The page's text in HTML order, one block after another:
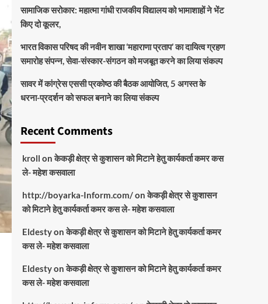
सामाजिक सरोकार: महात्मा गांधी राजकीय विद्यालय को भामाशाहों ने भेंट
किए दो कूलर,
भारत विकास परिषद की नवीन शाखा ‘महाराणा प्रताप’ का दायित्व ग्रहण
समारोह संपन्न, सेवा-संस्कार-संगठन को मजबूत करने का लिया संकल्प
सावर में कांग्रेस एससी प्रकोष्ठ की बैठक आयोजित, 5 अगस्त के
धरना-प्रदर्शन को सफल बनाने का लिया संकल्प
Recent Comments
kroll onकेकड़ी क्षेत्र से कुशासन को मिटाने हेतु कार्यकर्ता कमर कस
ले- महेश कसवाला
http://boyarka-Inform.com/onकेकड़ी क्षेत्र से कुशासन
को मिटाने हेतु कार्यकर्ता कमर कस ले- महेश कसवाला
Eldestyonकेकड़ी क्षेत्र से कुशासन को मिटाने हेतु कार्यकर्ता कमर
कस ले- महेश कसवाला
Eldestyonकेकड़ी क्षेत्र से कुशासन को मिटाने हेतु कार्यकर्ता कमर
कस ले- महेश कसवाला